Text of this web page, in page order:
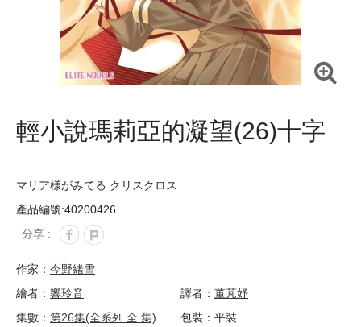
輕小說瑪莉亞的凝望(26)十字
マリア様がみてる クリスクロス
產品編號:40200426
分享 :
作家： 今野緒雪
繪者： 響玲音 譯者： 董芃妤
集數： 第26集(全系列 全 集)
包裝：平裝